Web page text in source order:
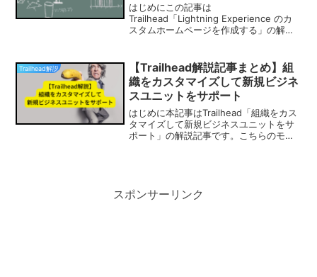
はじめにこの記事は
Trailhead「Lightning Experience のカ
スタムホームページを作成する」の解説
と、ホームページを作成してそれをアプ
リケーション...
Trailhead解説
【Trailhead解説記事まとめ】組
織をカスタマイズして新規ビジネ
スユニットをサポート
はじめに本記事はTrailhead「組織をカス
タマイズして新規ビジネスユニットをサ
ポート」の解説記事です。こちらのモジ
スポンサーリンク